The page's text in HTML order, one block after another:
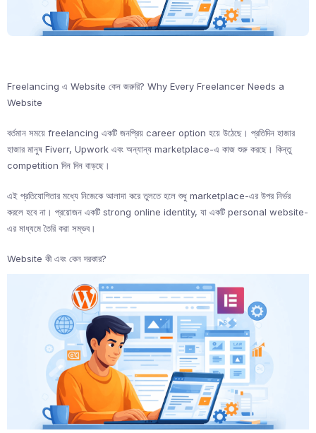
Freelancing এ Website কেন জরুরি? Why Every Freelancer Needs a
Website
বর্তমান সময়ে freelancing একটি জনপ্রিয় career option হয়ে উঠেছে। প্রতিদিন হাজার
হাজার মানুষ Fiverr, Upwork এবং অন্যান্য marketplace-এ কাজ শুরু করছে। কিন্তু
competition দিন দিন বাড়ছে।
এই প্রতিযোগিতার মধ্যে নিজেকে আলাদা করে তুলতে হলে শুধু marketplace-এর উপর নির্ভর
করলে হবে না। প্রয়োজন একটি strong online identity, যা একটি personal website-
এর মাধ্যমে তৈরি করা সম্ভব।
Website কী এবং কেন দরকার?